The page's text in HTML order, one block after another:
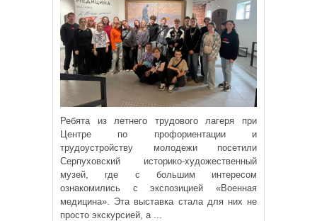
Ребята из летнего трудового лагеря при
Центре по профориентации и
трудоустройству молодежи посетили
Серпуховский историко-художественный
музей, где с большим интересом
ознакомились с экспозицией «Военная
медицина». Эта выставка стала для них не
просто экскурсией, а